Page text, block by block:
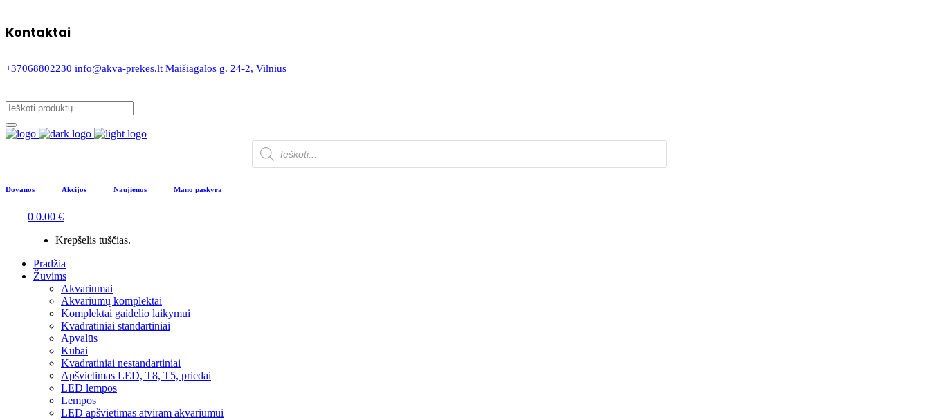
Kontaktai
+37068802230 info@akva-prekes.lt Maišiagalos g. 24-2, Vilnius
Products
search
Dovanos Akcijos Naujienos Mano paskyra
0 0.00 €
Krepšelis tuščias.
Pradžia
Žuvims
Akvariumai
Akvariumų komplektai
Komplektai gaidelio laikymui
Kvadratiniai standartiniai
Apvalūs
Kubai
Kvadratiniai nestandartiniai
Apšvietimas LED, T8, T5, priedai
LED lempos
Lempos
LED apšvietimas atviram akvariumui